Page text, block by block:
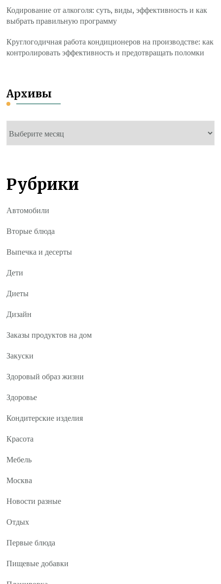
Кодирование от алкоголя: суть, виды, эффективность и как
выбрать правильную программу
Круглогодичная работа кондиционеров на производстве: как
контролировать эффективность и предотвращать поломки
Архивы
Рубрики
Автомобили
Вторые блюда
Выпечка и десерты
Дети
Диеты
Дизайн
Заказы продуктов на дом
Закуски
Здоровый образ жизни
Здоровье
Кондитерские изделия
Красота
Мебель
Москва
Новости разные
Отдых
Первые блюда
Пищевые добавки